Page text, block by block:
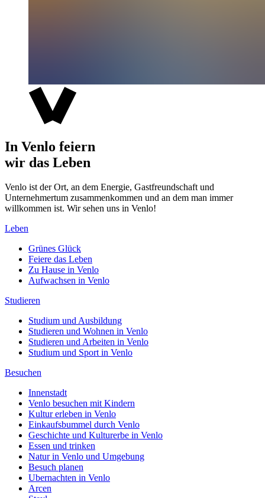
In Venlo feiern
wir das Leben
Venlo ist der Ort, an dem Energie, Gastfreundschaft und
Unternehmertum zusammenkommen und an dem man immer
willkommen ist. Wir sehen uns in Venlo!
Leben
Grünes Glück
Feiere das Leben
Zu Hause in Venlo
Aufwachsen in Venlo
Studieren
Studium und Ausbildung
Studieren und Wohnen in Venlo
Studieren und Arbeiten in Venlo
Studium und Sport in Venlo
Besuchen
Innenstadt
Venlo besuchen mit Kindern
Kultur erleben in Venlo
Einkaufsbummel durch Venlo
Geschichte und Kulturerbe in Venlo
Essen und trinken
Natur in Venlo und Umgebung
Besuch planen
Ubernachten in Venlo
Arcen